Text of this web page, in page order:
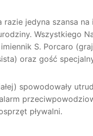
razie jedyna szansa
Wszystkiego
S. Porcaro
oraz gość
spowodowały
pływalni.